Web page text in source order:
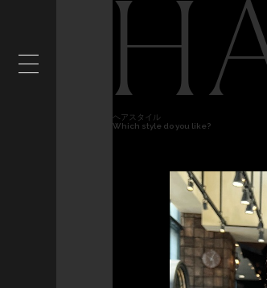
ヘアスタイル
Which style do you like?